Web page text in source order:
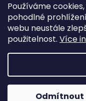
Používáme
pohodlné
webu neustále
použitelnost. Více
Odmítnout
Kurz zapletání vlasů
Blog
O nás
Kontakt
Copyright 2026